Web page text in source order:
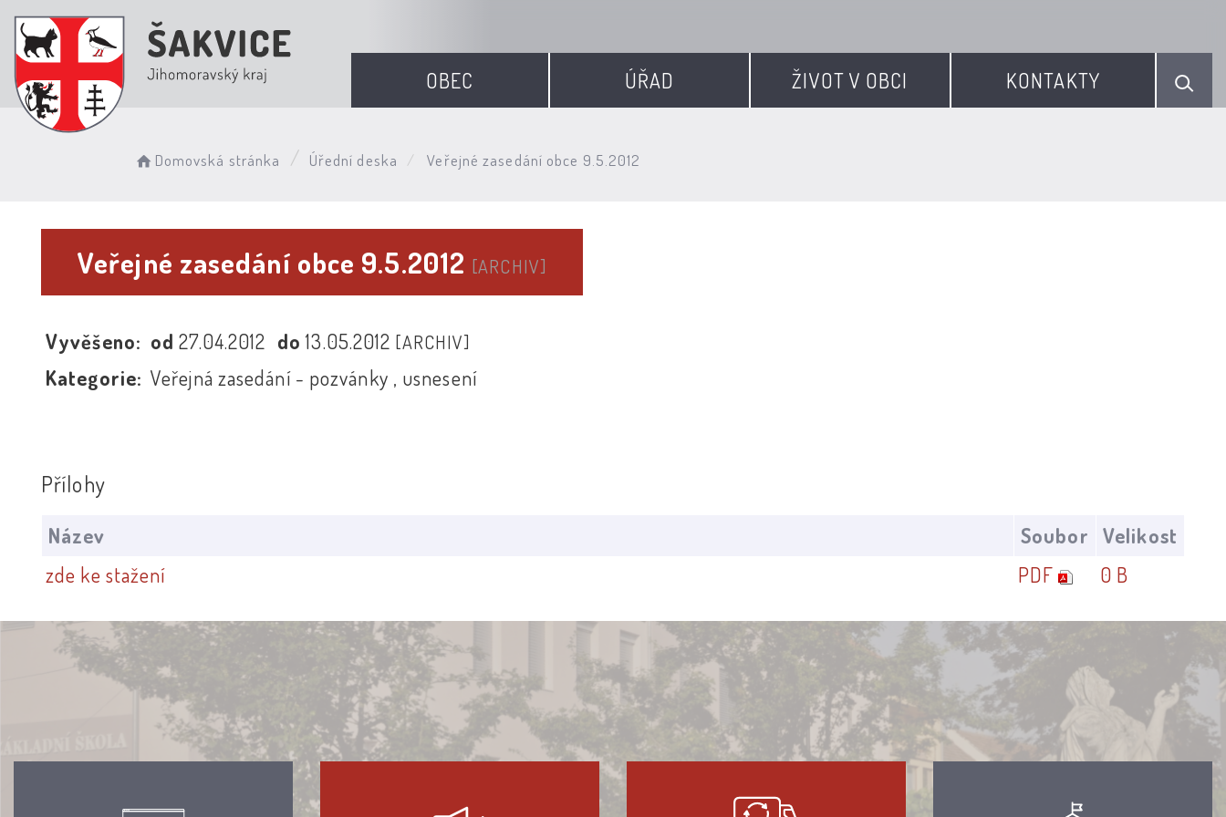
OBEC ÚŘAD ŽIVOT V OBCI KONTAKTY
Domovská stránka Úřední deska Veřejné zasedání obce 9.5.2012
Veřejné zasedání obce 9.5.2012 [ARCHIV]
Vyvěšeno: od27.04.2012 do13.05.2012 [ARCHIV]
Kategorie: Veřejná zasedání - pozvánky , usnesení
Přílohy
Název Soubor
Velikost
zde ke stažení
PDF 0 B